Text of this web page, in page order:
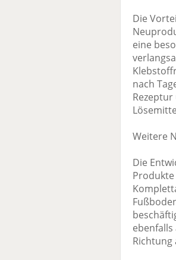
Die
eine
nach
Weitere
Die
Richtung